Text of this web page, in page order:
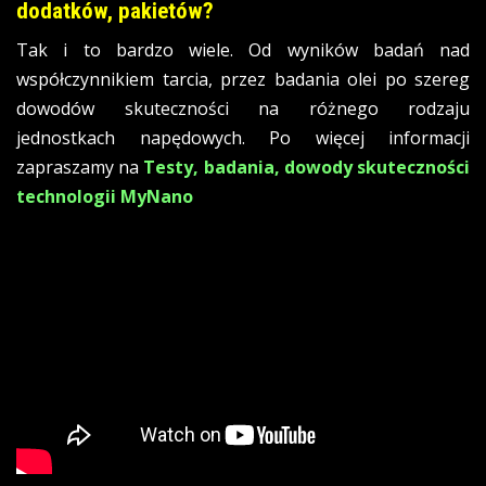
dodatków, pakietów?
Tak i to bardzo wiele. Od wyników badań nad
współczynnikiem tarcia, przez badania olei po szereg
dowodów skuteczności na różnego rodzaju
jednostkach napędowych. Po więcej informacji
zapraszamy na Testy, badania, dowody skuteczności
technologii MyNano